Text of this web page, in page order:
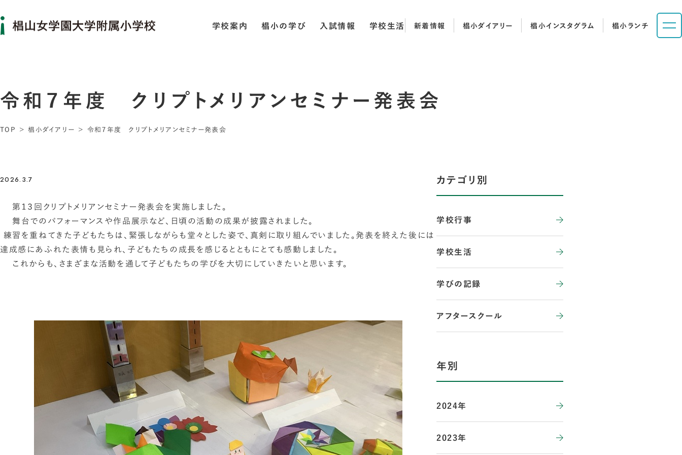
学校案内 椙小の学び 入試情報 学校生活 新着情報 椙小ダイアリー 椙小インスタグラム 椙小ランチ
令和７年度 クリプトメリアンセミナー発表会
TOP 椙小ダイアリー 令和７年度 クリプトメリアンセミナー発表会
2026.3.7
第１３回クリプトメリアンセミナー発表会を実施しました。
舞台でのパフォーマンスや作品展示など、日頃の活動の成果が披露されました。
練習を重ねてきた子どもたちは、緊張しながらも堂々とした姿で、真剣に取り組んでいました。発表を終えた後には
達成感にあふれた表情も見られ、子どもたちの成長を感じるとともにとても感動しました。
これからも、さまざまな活動を通して子どもたちの学びを大切にしていきたいと思います。
カテゴリ別
学校行事
学校生活
学びの記録
アフタースクール
年別
2024年
2023年